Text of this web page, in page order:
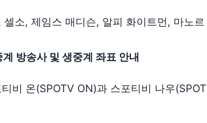
소, 제임스 매디슨, 알피 화이트먼, 마노
방송사 및 생중계 좌표 안내
비 온(SPOTV ON)과 스포티비 나우